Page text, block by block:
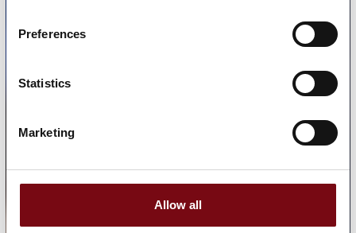
Preferences
Statistics
Marketing
Allow all